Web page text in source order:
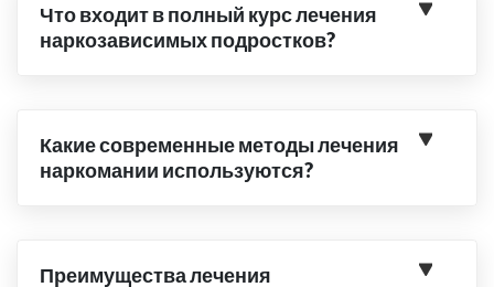
Что входит в полный курс лечения
наркозависимых подростков?
Какие современные методы лечения
наркомании используются?
Преимущества лечения